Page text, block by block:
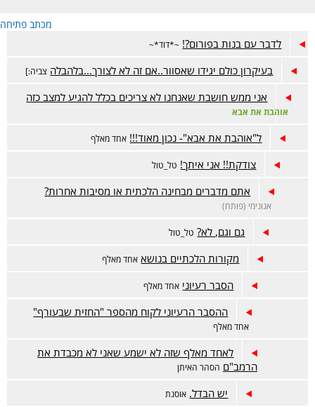
מכתב פתיחה
לדבר עם בנות בפורום?! ~*דוד*~
בעיקרון כולם יגידו שאסוור..אם זה לא לצורך...בלהבלה צביה:]
אני ממש חושבת שאנחנו לא צריכים בכלל להגיע למצב כזה
אוהבת את אבא
ל"אוהבת את אבא"- נכון מאוד!!! אחד מאלף
צודקת!! אני איתך! טל_טול
אתם מדברים מבחינה הלכתית או מסיבות אחרות?
אנונימי (פותח)
גם וגם, לא? טל_טול
מקורות הלכתיים בנושא אחד מאלף
הסבר רעיוני אחד מאלף
ההסבר הרעיוני לקוח מהספר "החזית שבעורף"
אחד מאלף
לאחד מאלף שזה לא ישמע שאני לא מכבדת את
הרמב"ם הסהר האיתן
יש הבדל. אוסנת